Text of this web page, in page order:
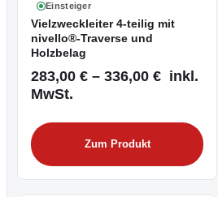
Einsteiger
Vielzweckleiter 4-teilig mit
nivello®-Traverse und
Holzbelag
283,00 € – 336,00 € inkl.
MwSt.
Zum Produkt